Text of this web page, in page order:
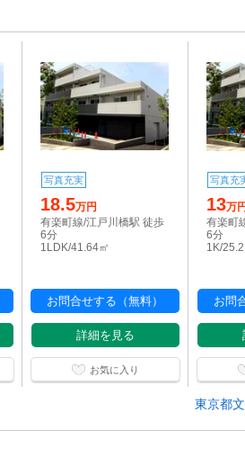
写真充実
18.5万円
有楽町線/江戸川橋駅 徒歩
6分
1LDK/41.64㎡
お問合せする（無料）
詳細を見る
お気に入り
写真充
13万円
有楽町
6分
1K/
お問
東京都